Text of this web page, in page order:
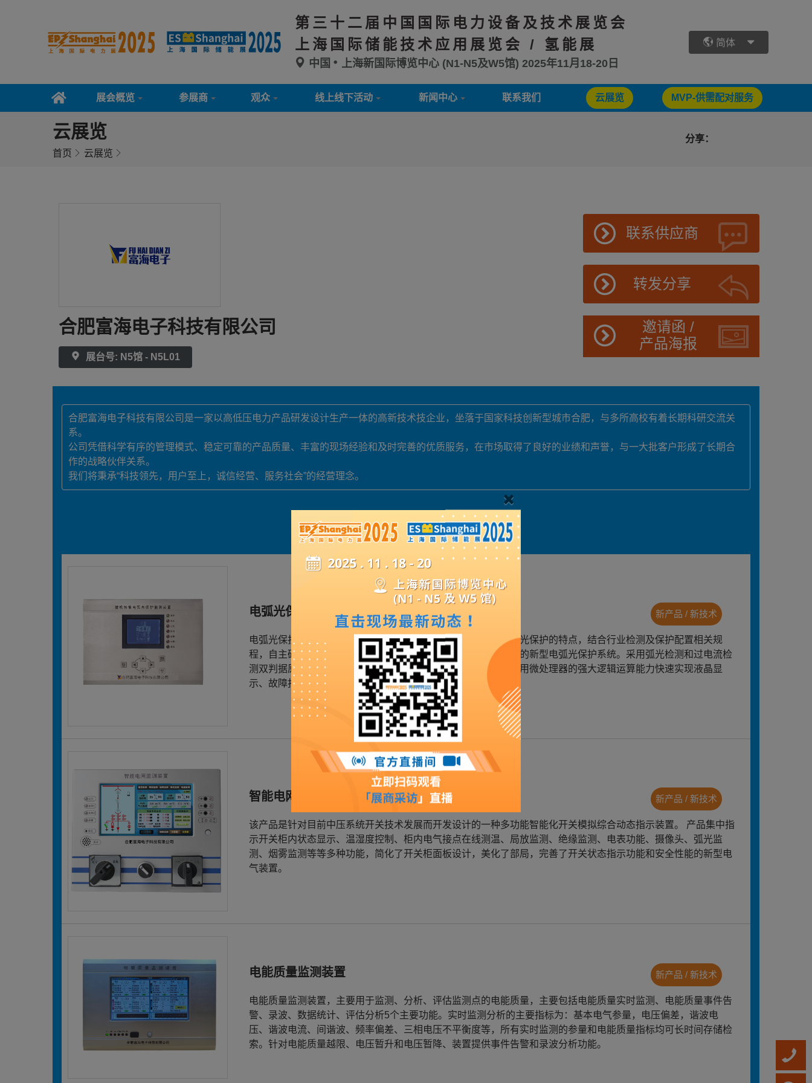
第三十二届中国国际电力设备及技术展览会
上海国际储能技术应用展览会 / 氢能展
中国 上海新国际博览中心 (N1-N5及W5馆) 2025年11月18-20日
简体
展会概览 参展商 观众 线上线下活动 新闻中心 联系我们 云展览 MVP-供需配对服务
云展览
首页 云展览
分享：
合肥富海电子科技有限公司
展台号: N5馆 - N5L01
联系供应商
转发分享
邀请函 /
产品海报
合肥富海电子科技有限公司是一家以高低压电力产品研发设计生产一体的高新技术技企业，坐落于国家科技创新型城市合肥，与多所高校有着长期科研交流关
系。
公司凭借科学有序的管理模式、稳定可靠的产品质量、丰富的现场经验和及时完善的优质服务，在市场取得了良好的业绩和声誉，与一大批客户形成了长期合
作的战略伙伴关系。
我们将秉承“科技领先，用户至上，诚信经营、服务社会”的经营理念。
展品详情
电弧光保护装置 新产品 / 新技术
电弧光保护监测装置是我公司根据国内实际情况，吸收国外电弧光保护的特点，结合行业检测及保护配置相关规
程，自主研发出具有独特创新技术、具有广泛实用性、高可靠性的新型电弧光保护系统。采用弧光检测和过电流检
测双判据原理，具有保护动作速度快、可靠性高等特点，同时利用微处理器的强大逻辑运算能力快速实现液晶显
示、故障报警、远程通信和数据保护等功能。
智能电网监测装置 新产品 / 新技术
该产品是针对目前中压系统开关技术发展而开发设计的一种多功能智能化开关模拟综合动态指示装置。 产品集中指
示开关柜内状态显示、温湿度控制、柜内电气接点在线测温、局放监测、绝缘监测、电表功能、摄像头、弧光监
测、烟雾监测等等多种功能，简化了开关柜面板设计，美化了部局，完善了开关状态指示功能和安全性能的新型电
气装置。
电能质量监测装置 新产品 / 新技术
电能质量监测装置，主要用于监测、分析、评估监测点的电能质量，主要包括电能质量实时监测、电能质量事件告
警、录波、数据统计、评估分析5个主要功能。实时监测分析的主要指标为：基本电气参量，电压偏差，谐波电
压、谐波电流、间谐波、频率偏差、三相电压不平衡度等，所有实时监测的参量和电能质量指标均可长时间存储检
索。针对电能质量越限、电压暂升和电压暂降、装置提供事件告警和录波分析功能。